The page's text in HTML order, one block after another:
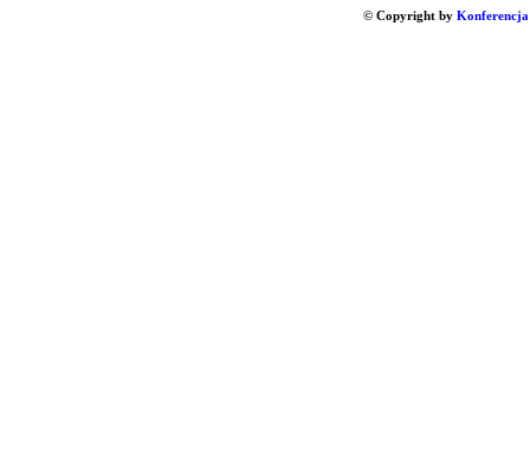
© Copyright by Konferencja